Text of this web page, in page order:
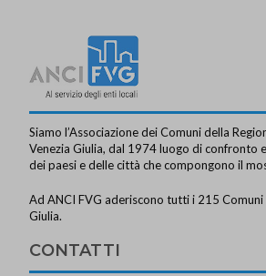
Siamo l’Associazione dei Comuni della
Venezia Giulia, dal 1974 luogo di confronto
dei paesi e delle città che compongono il
Ad ANCI FVG aderiscono tutti i 215 Comuni
Giulia.
CONTATTI